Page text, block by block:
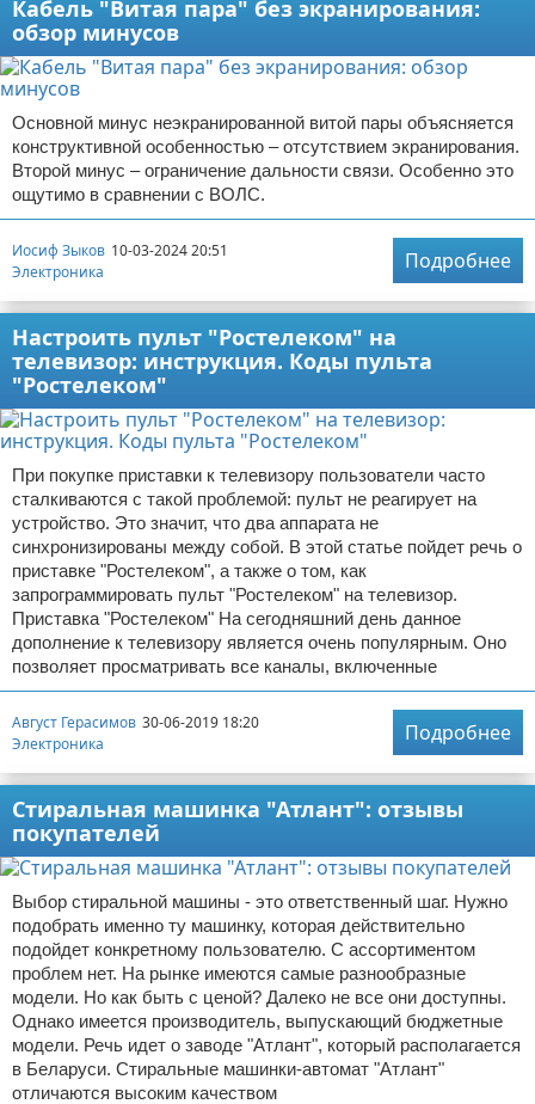
Кабель "Витая пара" без экранирования:
обзор минусов
Основной минус неэкранированной витой пары объясняется
конструктивной особенностью – отсутствием экранирования.
Второй минус – ограничение дальности связи. Особенно это
ощутимо в сравнении с ВОЛС.
Иосиф Зыков 10-03-2024 20:51
Электроника
Подробнее
Настроить пульт "Ростелеком" на
телевизор: инструкция. Коды пульта
"Ростелеком"
При покупке приставки к телевизору пользователи часто
сталкиваются с такой проблемой: пульт не реагирует на
устройство. Это значит, что два аппарата не
синхронизированы между собой. В этой статье пойдет речь о
приставке "Ростелеком", а также о том, как
запрограммировать пульт "Ростелеком" на телевизор.
Приставка "Ростелеком" На сегодняшний день данное
дополнение к телевизору является очень популярным. Оно
позволяет просматривать все каналы, включенные
Август Герасимов 30-06-2019 18:20
Электроника
Подробнее
Стиральная машинка "Атлант": отзывы
покупателей
Выбор стиральной машины - это ответственный шаг. Нужно
подобрать именно ту машинку, которая действительно
подойдет конкретному пользователю. С ассортиментом
проблем нет. На рынке имеются самые разнообразные
модели. Но как быть с ценой? Далеко не все они доступны.
Однако имеется производитель, выпускающий бюджетные
модели. Речь идет о заводе "Атлант", который располагается
в Беларуси. Стиральные машинки-автомат "Атлант"
отличаются высоким качеством